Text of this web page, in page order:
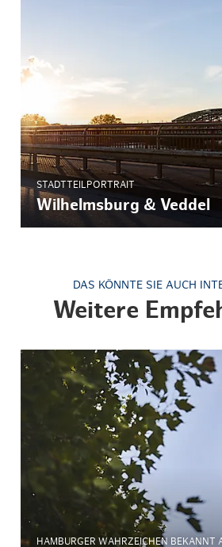
STADTTEILPORTRAIT
Wilhelmsburg & Veddel
DAS KÖNNTE SIE AUCH
Weitere
HAMBURGER WAHRZEICHEN BEKANNT